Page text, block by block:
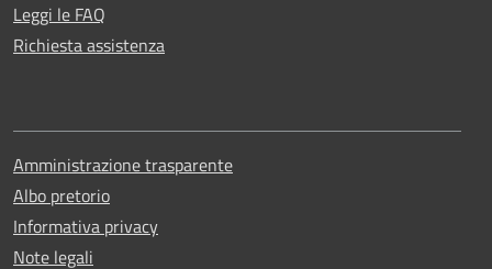
Leggi le FAQ
Richiesta assistenza
Amministrazione trasparente
Albo pretorio
Informativa privacy
Note legali